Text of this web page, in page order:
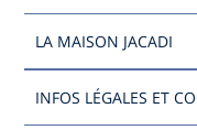
LA MAISON JACADI
INFOS LÉGALES ET